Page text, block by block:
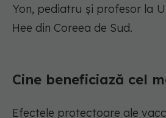
Yon, pediatru și profesor la
Hee din Coreea de Sud.
Cine beneficiază cel
Efectele protectoare ale